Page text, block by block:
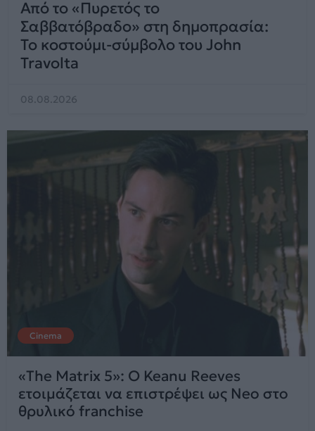
Από το «Πυρετός το
Σαββατόβραδο» στη δημοπρασία:
Το κοστούμι-σύμβολο του John
Travolta
08.08.2026
Cinema
«The Matrix 5»: Ο Keanu Reeves
ετοιμάζεται να επιστρέψει ως Neo στο
θρυλικό franchise